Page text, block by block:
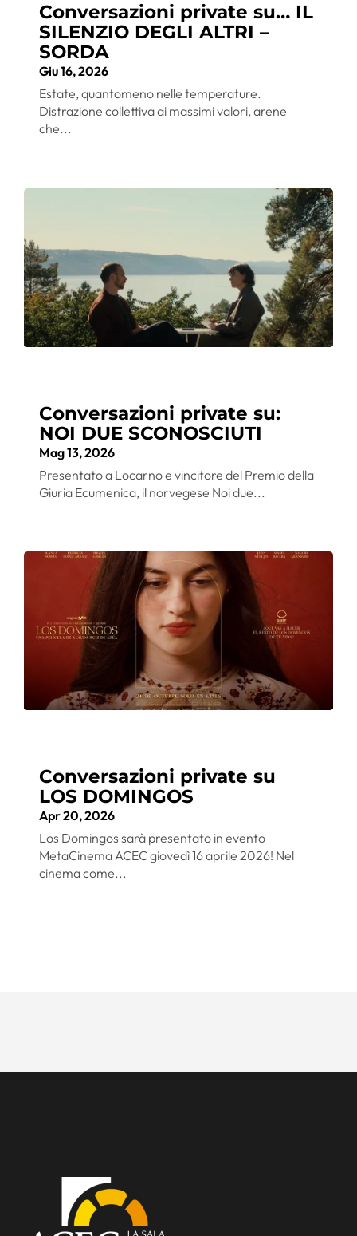
Conversazioni private su… IL
SILENZIO DEGLI ALTRI –
SORDA
Giu 16, 2026
Estate, quantomeno nelle temperature.
Distrazione collettiva ai massimi valori, arene
che...
Conversazioni private su:
NOI DUE SCONOSCIUTI
Mag 13, 2026
Presentato a Locarno e vincitore del Premio della
Giuria Ecumenica, il norvegese Noi due...
Conversazioni private su
LOS DOMINGOS
Apr 20, 2026
Los Domingos sarà presentato in evento
MetaCinema ACEC giovedì 16 aprile 2026! Nel
cinema come...